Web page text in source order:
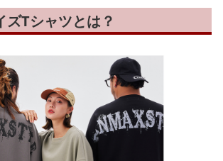
ズTシャツとは？